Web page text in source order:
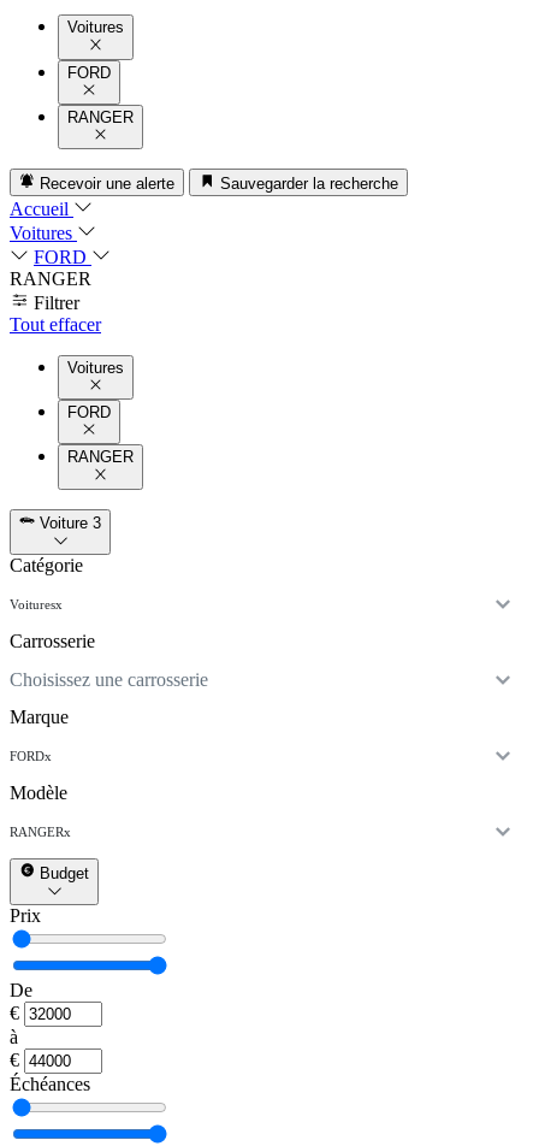
Voitures
FORD
RANGER
Recevoir une alerte Sauvegarder la recherche
Accueil
Voitures
FORD
RANGER
Filtrer
Tout effacer
Voitures
FORD
RANGER
Voiture 3
Catégorie
Voituresx
Carrosserie
Choisissez une carrosserie
Marque
FORDx
Modèle
RANGERx
Budget
Prix
De
€
à
€
Échéances